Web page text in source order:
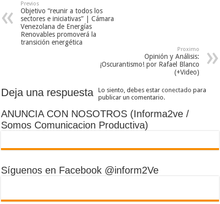
Previos
Objetivo “reunir a todos los
sectores e iniciativas” | Cámara
Venezolana de Energías
Renovables promoverá la
transición energética
Proximo
Opinión y Análisis:
¡Oscurantismo! por Rafael Blanco
(+Video)
Deja una respuesta Lo siento, debes estarconectado para
publicar un comentario.
ANUNCIA CON NOSOTROS (Informa2ve /
Somos Comunicacion Productiva)
Síguenos en Facebook @inform2Ve